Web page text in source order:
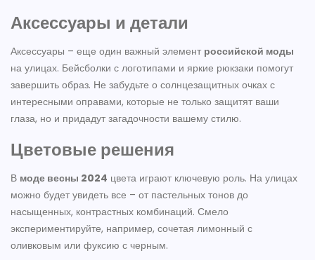
Аксессуары и детали
Аксессуары – еще один важный элемент российской моды
на улицах. Бейсболки с логотипами и яркие рюкзаки помогут
завершить образ. Не забудьте о солнцезащитных очках с
интересными оправами, которые не только защитят ваши
глаза, но и придадут загадочности вашему стилю.
Цветовые решения
В моде весны 2024 цвета играют ключевую роль. На улицах
можно будет увидеть все – от пастельных тонов до
насыщенных, контрастных комбинаций. Смело
экспериментируйте, например, сочетая лимонный с
оливковым или фуксию с черным.